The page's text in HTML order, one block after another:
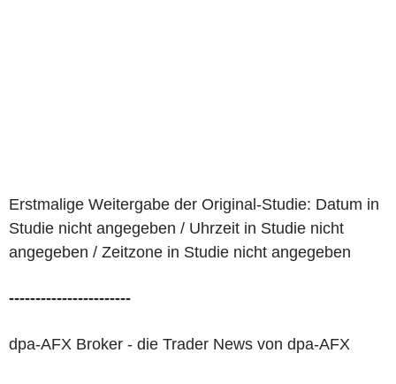
Erstmalige Weitergabe der Original-Studie: Datum in
Studie nicht angegeben / Uhrzeit in Studie nicht
angegeben / Zeitzone in Studie nicht angegeben
-----------------------
dpa-AFX Broker - die Trader News von dpa-AFX